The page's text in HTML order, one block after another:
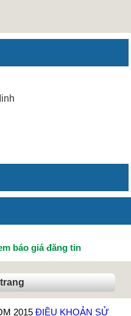
báo giá đăng tin
2015 ĐIỀU KHOẢN SỬ